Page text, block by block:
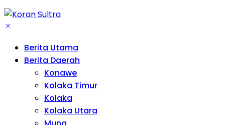
Berita Utama
Berita Daerah
Konawe
Kolaka Timur
Kolaka
Kolaka Utara